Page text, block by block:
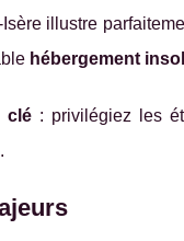
illustre
hébergement
clé : privilégiez les